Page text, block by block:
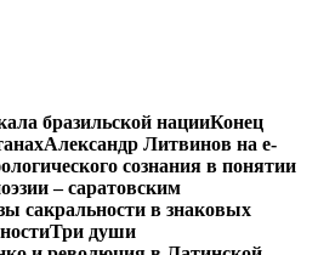
бразильской нацииКонец
Александр Литвинов на e-
сознания в понятии
– саратовским
сакральности в знаковых
Три души